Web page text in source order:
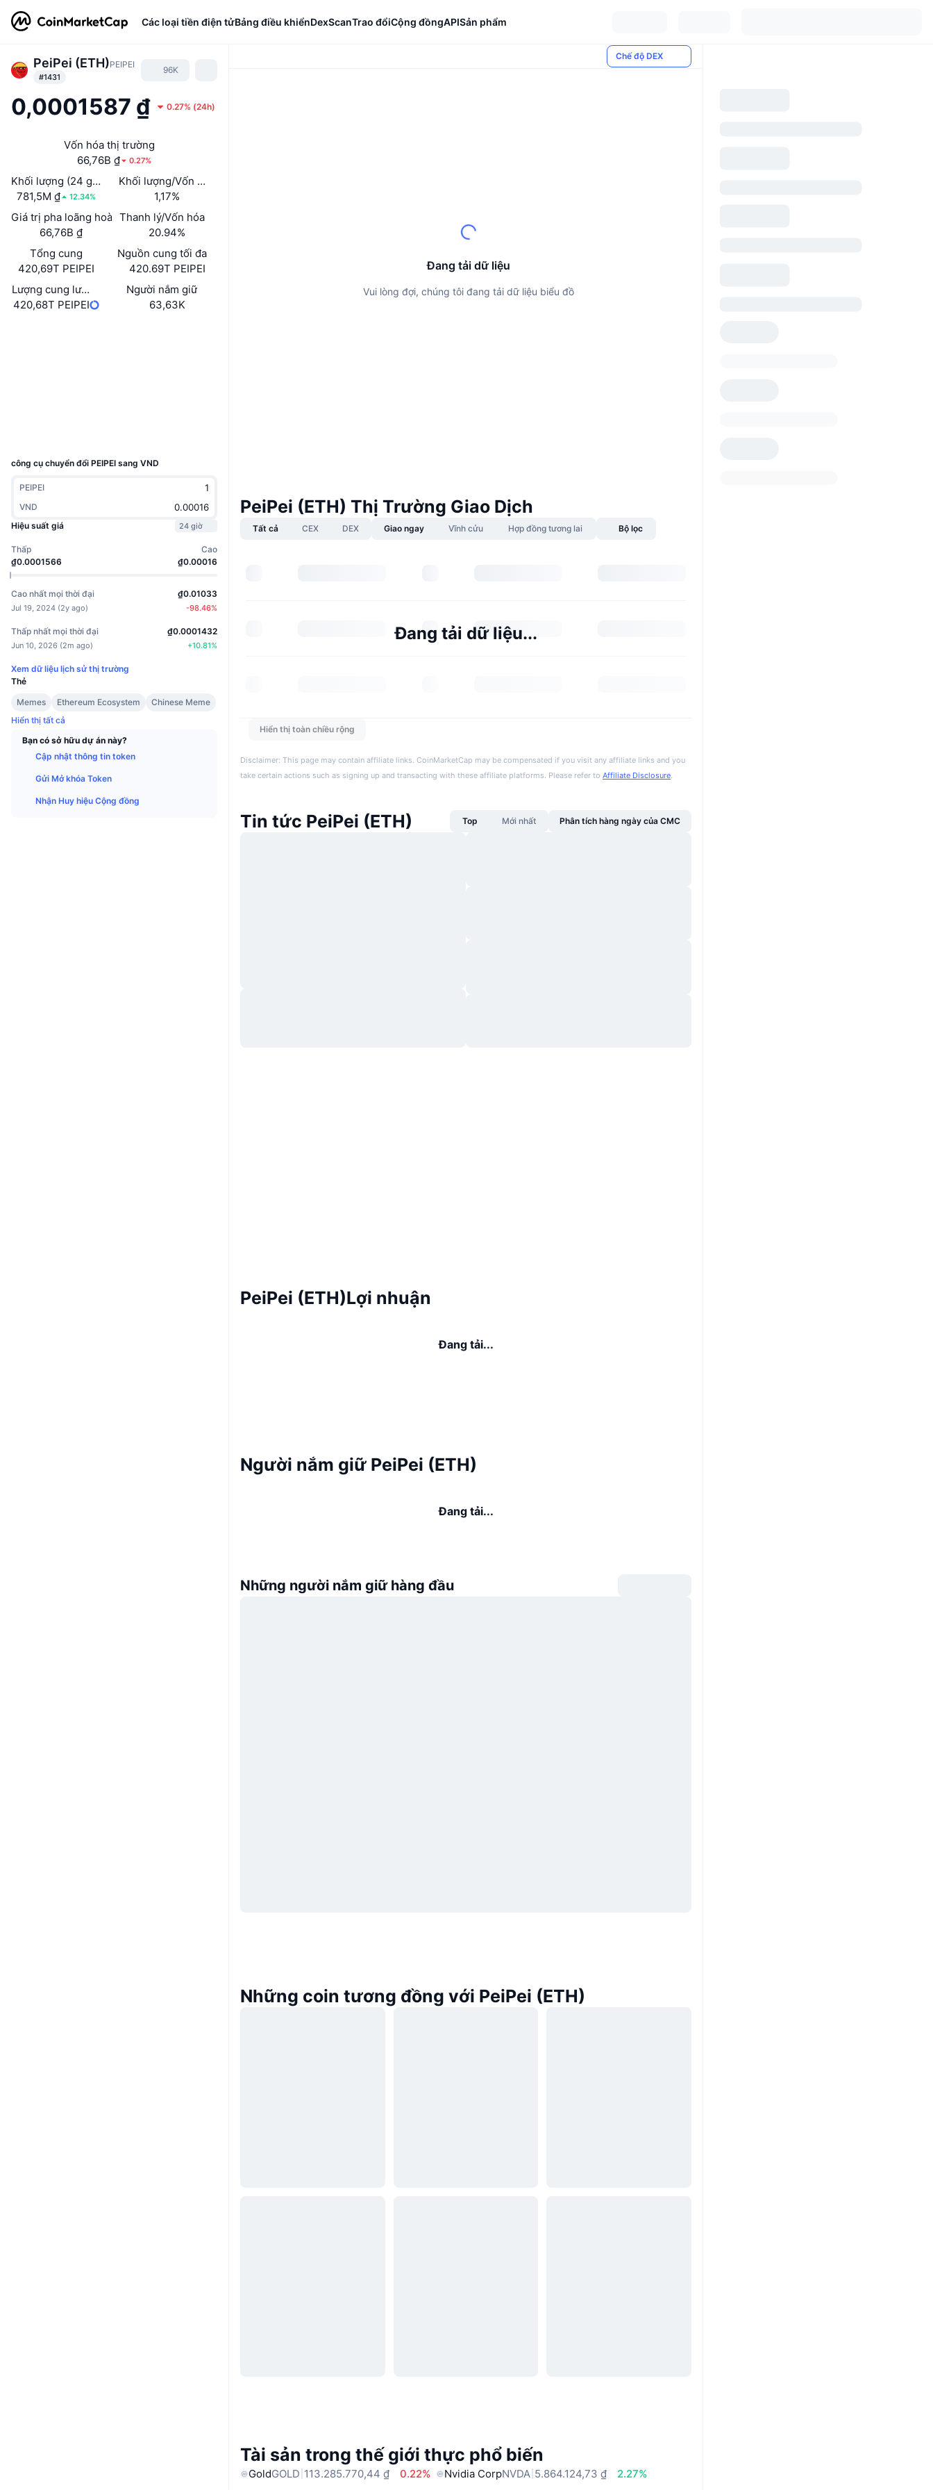
Các loại tiền điện tửBảng điều khiểnDexScanTrao đổiCộng đồngAPISản phẩm
PeiPei (ETH)PEIPEI
#1431
96K
0,0001587 ₫ 0.27% (24h)
Vốn hóa thị trường
66,76B ₫
0.27%
Khối lượng (24 giờ)
781,5M ₫
12.34%
Khối lượng/Vốn hóa thị trường (24h)
1,17%
Giá trị pha loãng hoàn toàn (FDV)
66,76B ₫
Thanh lý/Vốn hóa
20.94%
Tổng cung
420,69T PEIPEI
Nguồn cung tối đa
420.69T PEIPEI
Lượng cung lưu hành
420,68T PEIPEI
Người nắm giữ
63,63K
công cụ chuyển đổi PEIPEI sang VND
PEIPEI
VND
Hiệu suất giá
24 giờ
Thấp
₫0.0001566
Cao
₫0.00016
Cao nhất mọi thời đại
Jul 19, 2024 (2y ago)
₫0.01033
-98.46%
Thấp nhất mọi thời đại
Jun 10, 2026 (2m ago)
₫0.0001432
+10.81%
Xem dữ liệu lịch sử thị trường
Thẻ
Memes
Ethereum Ecosystem
Chinese Meme
Hiển thị tất cả
Bạn có sở hữu dự án này?
Cập nhật thông tin token
Gửi Mở khóa Token
Nhận Huy hiệu Cộng đồng
Chế độ DEX
Đang tải dữ liệu
Vui lòng đợi, chúng tôi đang tải dữ liệu biểu đồ
PeiPei (ETH) Thị Trường Giao Dịch
Tất cả CEX DEX Giao ngay Vĩnh cửu Hợp đồng tương lai Bộ lọc
Đang tải dữ liệu...
Hiển thị toàn chiều rộng
Disclaimer: This page may contain affiliate links. CoinMarketCap may be compensated if you visit any affiliate links and you
take certain actions such as signing up and transacting with these affiliate platforms. Please refer to Affiliate Disclosure.
Tin tức PeiPei (ETH) Top Mới nhất Phân tích hàng ngày của CMC
PeiPei (ETH)Lợi nhuận
Đang tải...
Người nắm giữ PeiPei (ETH)
Đang tải...
Những người nắm giữ hàng đầu
Những coin tương đồng với PeiPei (ETH)
Tài sản trong thế giới thực phổ biến
GoldGOLD 113.285.770,44 ₫ 0.22% Nvidia CorpNVDA 5.864.124,73 ₫
2.27%